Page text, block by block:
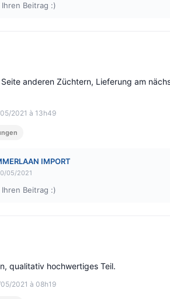
Beitrag :)
5
2021 à 13h49
anderen Züchtern, Lieferung am
IMPORT
05/2021
Beitrag :)
5
2021 à 08h19
qualitativ hochwertiges Teil.